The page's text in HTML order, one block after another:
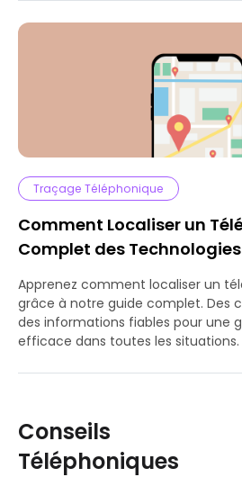
Traçage Téléphonique
Comment Localiser un
Complet des
Apprenez comment localiser un
grâce à notre guide complet. Des
des informations fiables pour une
efficace dans toutes les situations.
Conseils
Téléphoniques